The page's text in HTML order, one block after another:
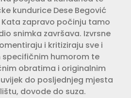
kundurice Dese Begović
Kata zapravo počinju tamo
snimka završava. Izvrsne
i kritiziraju sve i
specifičnim humorom te
obratima i originalnim
do posljednjeg mjesta
dovode do suza.